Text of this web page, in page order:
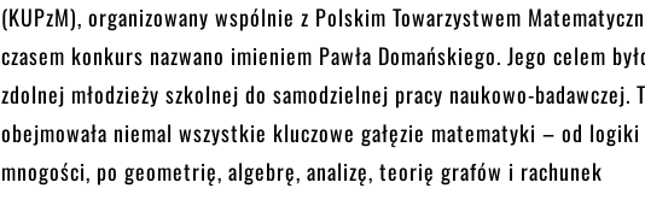
(KUPzM), organizowany wspólnie z Polskim Towarzystwem
czasem konkurs nazwano imieniem Pawła Domańskiego. Jego celem
zdolnej młodzieży szkolnej do samodzielnej pracy naukowo-badawczej.
obejmowała niemal wszystkie kluczowe gałęzie matematyki – od
mnogości, po geometrię, algebrę, analizę, teorię grafów i rachunek